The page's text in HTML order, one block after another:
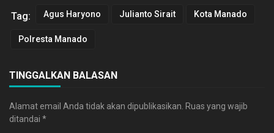
Tag: Agus Haryono Julianto Sirait Kota Manado
Polresta Manado
TINGGALKAN BALASAN
Alamat email Anda tidak akan dipublikasikan. Ruas yang wajib
ditandai *